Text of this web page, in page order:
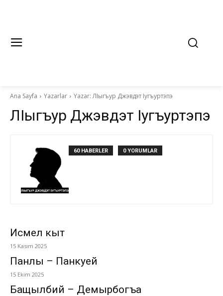
Ana Sayfa Yazarlar Yazar: ЛIыгъур Джэвдэт Iугъуртэпэ
ЛIыгъур Джэвдэт Iугъуртэпэ
60 HABERLER 0 YORUMLAR
Исмел кыт
15 Kasım 2025
Панлы – Панкуей
15 Ekim 2025
Бащылбий – Демырбогъа